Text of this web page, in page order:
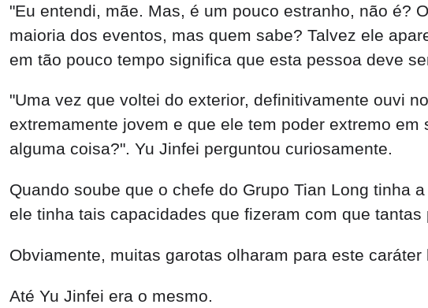
"Eu entendi, mãe. Mas, é um pouco estranho, não é?
maioria dos eventos, mas quem sabe? Talvez ele
em tão pouco tempo significa que esta pessoa deve
"Uma vez que voltei do exterior, definitivamente ouvi
extremamente jovem e que ele tem poder extremo
alguma coisa?". Yu Jinfei perguntou curiosamente.
Quando soube que o chefe do Grupo Tian Long tinha
ele tinha tais capacidades que fizeram com que
Obviamente, muitas garotas olharam para este caráter
Até Yu Jinfei era o mesmo.